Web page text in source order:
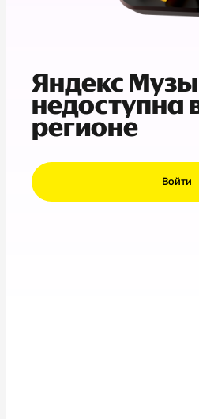
Яндекс
недоступна
регионе
Войти